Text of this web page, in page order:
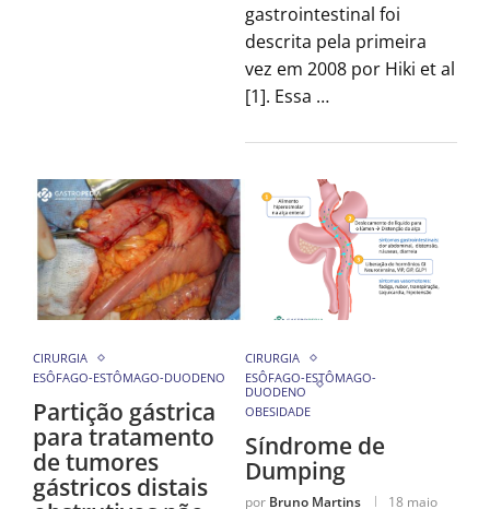
gastrointestinal foi
descrita pela primeira
vez em 2008 por Hiki et al
[1]. Essa …
CIRURGIA
ESÔFAGO-ESTÔMAGO-DUODENO
Partição gástrica
para tratamento
de tumores
gástricos distais
CIRURGIA
ESÔFAGO-ESTÔMAGO-
DUODENO
OBESIDADE
Síndrome de
Dumping
por Bruno Martins 18 maio